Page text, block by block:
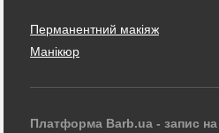
Перманентний макіяж
Манікюр
Платформа Barb.ua - запис на